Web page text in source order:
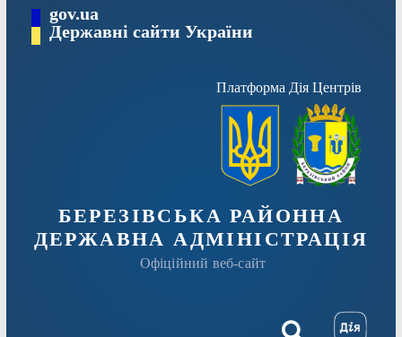
Перейтиgov.ua
Державні сайти України
Платформа Дія Центрів
БЕРЕЗІВСЬКА РАЙОННА
ДЕРЖАВНА АДМІНІСТРАЦІЯ
Офіційний веб-сайт